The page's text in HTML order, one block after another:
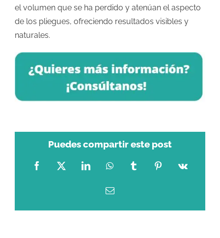
el volumen que se ha perdido y atenúan el aspecto
de los pliegues, ofreciendo resultados visibles y
naturales.
Puedes compartir este post
Facebook
X LinkedInWhatsAppTumblrPinterest
Vk
Correo